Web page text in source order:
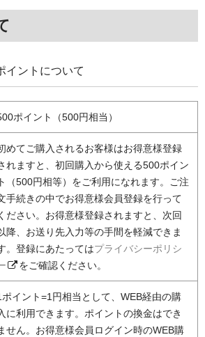
イントについて
ポイント（500円相当）
めてご購入されるお客様はお得意様登録
れますと、初回購入から使える500ポイン
ト（500円相等）をご利用になれます。ご注
手続きの中でお得意様会員登録を行って
ださい。お得意様登録されますと、次回
降、お送り先入力等の手間を軽減できま
。登録にあたってはプライバシーポリシ
をご確認ください。
ポイント=1円相当として、WEB経由の購
に利用できます。ポイントの換金はでき
せん。お得意様会員ログイン時のWEB購